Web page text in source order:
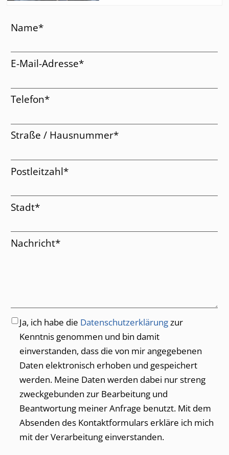
.
Pflichtfeld
Name*
Pflichtfeld
E-Mail-Adresse*
Pflichtfeld
Telefon*
Pflichtfeld
Straße / Hausnummer*
Pflichtfeld
Postleitzahl*
Pflichtfeld
Stadt*
Pflichtfeld
Nachricht*
Ja, ich habe die Datenschutzerklärungzur
Kenntnis genommen und bin damit
einverstanden, dass die von mir angegebenen
Daten elektronisch erhoben und gespeichert
werden. Meine Daten werden dabei nur streng
zweckgebunden zur Bearbeitung und
Beantwortung meiner Anfrage benutzt. Mit dem
Absenden des Kontaktformulars erkläre ich mich
mit der Verarbeitung einverstanden.